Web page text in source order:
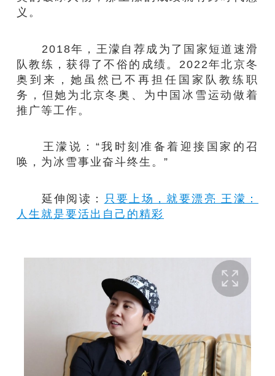
义。
2018年，王濛自荐成为了国家短道速滑
队教练，获得了不俗的成绩。2022年北京冬
奥到来，她虽然已不再担任国家队教练职
务，但她为北京冬奥、为中国冰雪运动做着
推广等工作。
王濛说：“我时刻准备着迎接国家的召
唤，为冰雪事业奋斗终生。”
延伸阅读：
只要上场，就要漂亮 王濛：
人生就是要活出自己的精彩